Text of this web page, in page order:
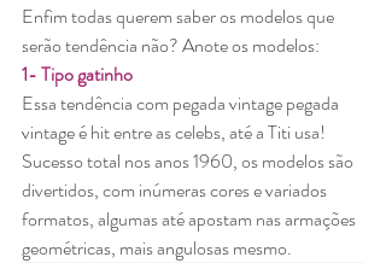
Enfim todas querem saber os modelos que
serão tendência não? Anote os modelos:
1- Tipo gatinho
Essa tendência com pegada vintage pegada
vintage é hit entre as celebs, até a Titi usa!
Sucesso total nos anos 1960, os modelos são
divertidos, com inúmeras cores e variados
formatos, algumas até apostam nas armações
geométricas, mais angulosas mesmo.